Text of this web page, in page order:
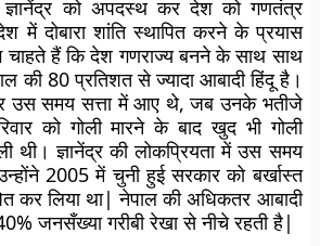
ज्ञानेंद्र को अपदस्थ कर देश को गणतंत्र
में दोबारा शांति स्थापित करने के प्रयास
हैं कि देश गणराज्य बनने के साथ साथ
की 80 प्रतिशत से ज्यादा आबादी हिंदू है।
उस समय सत्ता में आए थे, जब उनके भतीजे
को गोली मारने के बाद खुद भी गोली
थी। ज्ञानेंद्र की लोकप्रियता में उस समय
2005 में चुनी हुई सरकार को बर्खास्त
कर लिया था| नेपाल की अधिकतर आबादी
जनसँख्या गरीबी रेखा से नीचे रहती है|